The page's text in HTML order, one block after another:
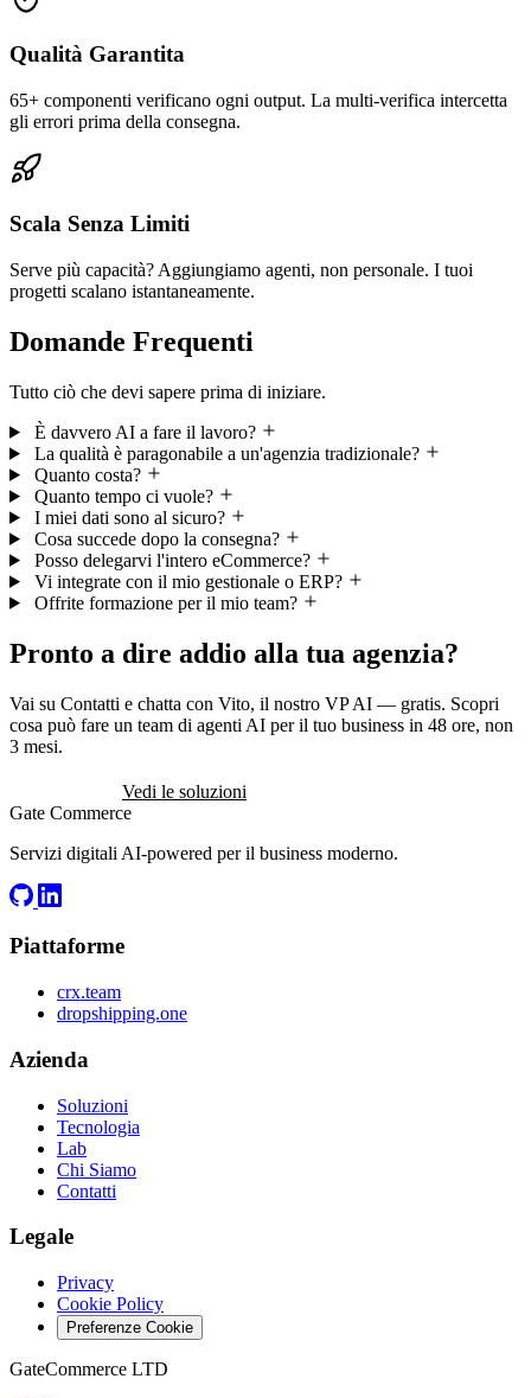
Qualità Garantita
65+ componenti verificano ogni output. La multi-verifica intercetta
gli errori prima della consegna.
Scala Senza Limiti
Serve più capacità? Aggiungiamo agenti, non personale. I tuoi
progetti scalano istantaneamente.
Domande Frequenti
Tutto ciò che devi sapere prima di iniziare.
È davvero AI a fare il lavoro?
La qualità è paragonabile a un'agenzia tradizionale?
Quanto costa?
Quanto tempo ci vuole?
I miei dati sono al sicuro?
Cosa succede dopo la consegna?
Posso delegarvi l'intero eCommerce?
Vi integrate con il mio gestionale o ERP?
Offrite formazione per il mio team?
Pronto a dire addio alla tua agenzia?
Vai su Contatti e chatta con Vito, il nostro VP AI — gratis. Scopri
cosa può fare un team di agenti AI per il tuo business in 48 ore, non
3 mesi.
Vedi le soluzioni
Gate Commerce
Servizi digitali AI-powered per il business moderno.
Piattaforme
crx.team
dropshipping.one
Azienda
Soluzioni
Tecnologia
Lab
Chi Siamo
Contatti
Legale
Privacy
Cookie Policy
Preferenze Cookie
GateCommerce LTD